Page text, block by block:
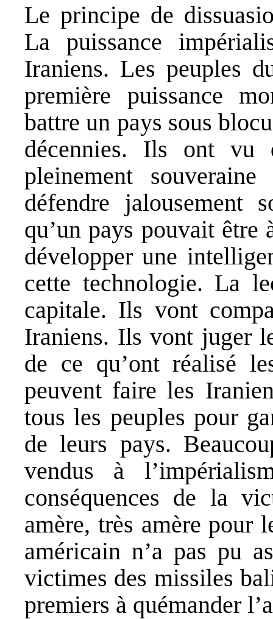
Le principe de
La puissance
Iraniens. Les peuples
première puissance
battre un pays sous
décennies. Ils ont vu
pleinement
défendre jalousement
qu’un pays pouvait
développer une
cette technologie. La
capitale. Ils vont
Iraniens. Ils vont juger
de ce qu’ont réalisé
peuvent faire les
tous les peuples pour
de leurs pays.
vendus à
conséquences de la
amère, très amère pour
américain n’a pas pu
victimes des missiles
premiers à quémander